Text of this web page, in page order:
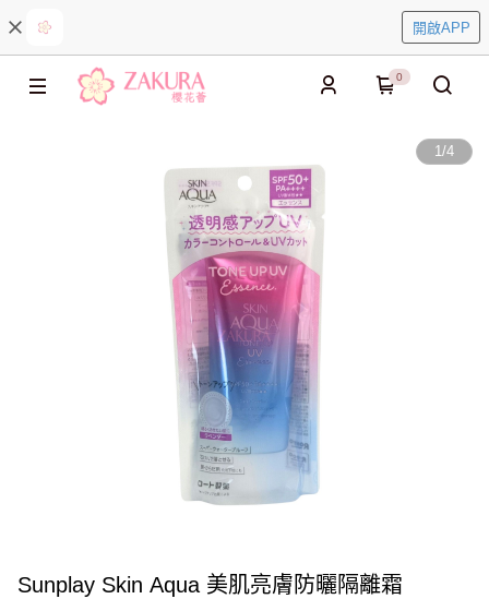
開啟APP
0
1/4
Sunplay Skin Aqua 美肌亮膚防曬隔離霜